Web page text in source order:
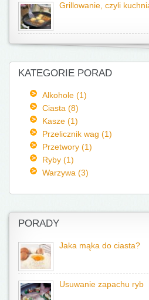
Grillowanie, czyli
KATEGORIE PORAD
Alkohole (1)
Ciasta (8)
Kasze (1)
Przelicznik wag (1)
Przetwory (1)
Ryby (1)
Warzywa (3)
PORADY
Jaka mąka do ciasta?
Usuwanie zapachu ryb